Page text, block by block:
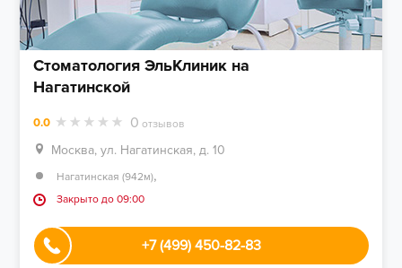
Стоматология ЭльКлиник на
Нагатинской
0.0 0 отзывов
Москва, ул. Нагатинская, д. 10
Нагатинская (942м),
Закрыто до 09:00
+7 (499) 450-82-83